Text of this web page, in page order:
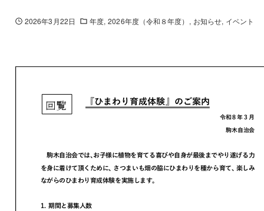
2026年3月22日 年度 2026年度（令和８年度） お知らせ イベント